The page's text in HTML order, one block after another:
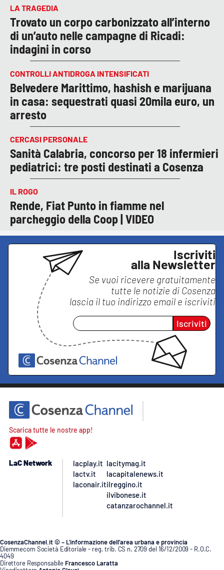
LA TRAGEDIA
Trovato un corpo carbonizzato all’interno
di un’auto nelle campagne di Ricadi:
indagini in corso
CONTROLLI ANTIDROGA INTENSIFICATI
Belvedere Marittimo, hashish e marijuana
in casa: sequestrati quasi 20mila euro, un
arresto
CERCASI PERSONALE
Sanità Calabria, concorso per 18 infermieri
pediatrici: tre posti destinati a Cosenza
IL ROGO
Rende, Fiat Punto in fiamme nel
parcheggio della Coop | VIDEO
Iscriviti
alla Newsletter
Se vuoi ricevere gratuitamente
tutte le notizie di Cosenza
lascia il tuo indirizzo email e iscriviti
Iscriviti
Scarica tutte le nostre app!
LaC Network
lacplay.it
lactv.it
laconair.it
lacitymag.it
lacapitalenews.it
ilreggino.it
ilvibonese.it
catanzarochannel.it
CosenzaChannel.it © – L’informazione dell’area urbana e provincia
Diemmecom Società Editoriale - reg. trib. CS n. 2709 del 16/12/2009 - R.O.C.
4049
Direttore Responsabile Francesco Laratta